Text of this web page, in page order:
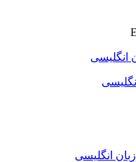
انگلیسی
انگلیسی